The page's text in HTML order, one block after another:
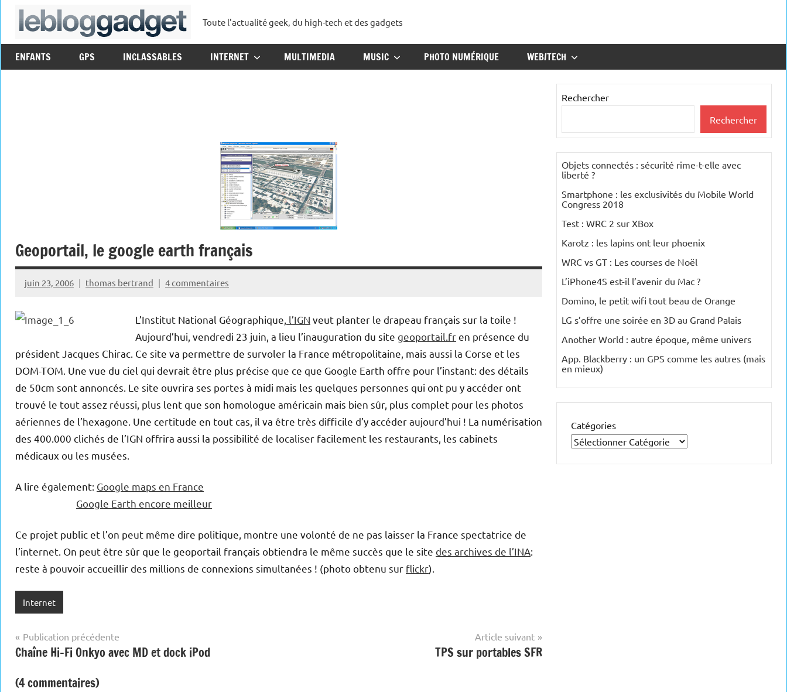
Aller
lebloggadget
Toute l'actualité geek, du high-tech et des gadgets
ENFANTS GPS INCLASSABLES INTERNET MULTIMEDIA MUSIC PHOTO NUMÉRIQUE WEB/TECH
Geoportail, le google earth français
juin 23, 2006 thomas bertrand 4 commentaires
L’Institut National Géographique, l’IGN veut planter le drapeau français sur la toile !
Aujourd’hui, vendredi 23 juin, a lieu l’inauguration du site geoportail.fren présence du
président Jacques Chirac. Ce site va permettre de survoler la France métropolitaine, mais aussi la Corse et les
DOM-TOM. Une vue du ciel qui devrait être plus précise que ce que Google Earth offre pour l’instant: des détails
de 50cm sont annoncés. Le site ouvrira ses portes à midi mais les quelques personnes qui ont pu y accéder ont
trouvé le tout assez réussi, plus lent que son homologue américain mais bien sûr, plus complet pour les photos
aériennes de l’hexagone. Une certitude en tout cas, il va être très difficile d’y accéder aujourd’hui ! La numérisation
des 400.000 clichés de l’IGN offrira aussi la possibilité de localiser facilement les restaurants, les cabinets
médicaux ou les musées.
A lire également: Google maps en France
Google Earth encore meilleur
Ce projet public et l’on peut même dire politique, montre une volonté de ne pas laisser la France spectatrice de
l’internet. On peut être sûr que le geoportail français obtiendra le même succès que le site des archives de l’INA:
reste à pouvoir accueillir des millions de connexions simultanées ! (photo obtenu sur flickr).
Internet
Navigation
de
l’article
Publication précédente
Chaîne Hi-Fi Onkyo avec MD et dock iPod
Article suivant
TPS sur portables SFR
(4 commentaires)
Rechercher
Rechercher
Objets connectés : sécurité rime-t-elle avec
liberté ?
Smartphone : les exclusivités du Mobile World
Congress 2018
Test : WRC 2 sur XBox
Karotz : les lapins ont leur phoenix
WRC vs GT : Les courses de Noël
L’iPhone4S est-il l’avenir du Mac ?
Domino, le petit wifi tout beau de Orange
LG s’offre une soirée en 3D au Grand Palais
Another World : autre époque, même univers
App. Blackberry : un GPS comme les autres (mais
en mieux)
Catégories